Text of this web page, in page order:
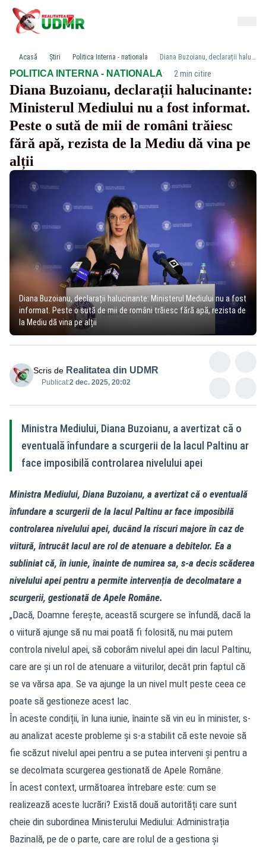
Acasă Știri Politica Interna - nationala Diana Buzoianu, declarații halucinante: Ministerul Mediului nu a fost informat. Peste o sută de mii de români trăiesc fără apă, rezista de la Mediu dă vina pe alții
POLITICA INTERNA - NATIONALA· 2 min citire
Diana Buzoianu, declarații halucinante:
Ministerul Mediului nu a fost informat.
Peste o sută de mii de români trăiesc
fără apă, rezista de la Mediu dă vina pe
alții
Diana Buzoianu, declarații halucinante: Ministerul Mediului nu a fost
informat. Peste o sută de mii de români trăiesc fără apă, rezista de
la Mediu dă vina pe alții
Scris de Realitatea din UDMR
Publicat:2 dec. 2025, 20:02
Ministra Mediului, Diana Buzoianu, a avertizat că o
eventuală înfundare a scurgerii de la lacul Paltinu ar
face imposibilă controlarea nivelului apei
Ministra Mediului, Diana Buzoianu, a avertizat că o eventuală
înfundare a scurgerii de la lacul Paltinu ar face imposibilă
controlarea nivelului apei, ducând la riscuri majore în caz de
viitură, întrucât lacul are rol de atenuare a debitelor. Ea a
subliniat că, în iunie, înainte de numirea sa, s-a decis scăderea
nivelului apei pentru a permite intervenția de decolmatare a
scurgerii, gestionată de Apele Române.
„Dacă, Doamne ferește, această scurgere se înfundă, dacă la
o viitură ajunge să nu mai poată fi folosită, nu mai putem
controla nivelul apei, să coborâm nivelul apei din lacul Paltinu,
care are și un rol de atenuare a viiturilor, decât prin faptul că
se va vărsa apa. Se va ajunge la un nivel mult peste ceea ce
poate să gestioneze acest lac.
În aceste condiții, în luna iunie, înainte să vin eu în minister, s-
au analizat aceste probleme și s-a stabilit că este nevoie să
fie scăzut nivelul apei pentru a se putea interveni și pentru a
se decolmata scurgerea gestionată de Apele Române.
În acest context, următoarea întrebare este: cum se
realizează aceste lucrări? Există două autorități care sunt
cheie din subordinea Ministerului Mediului: Administrația
Bazinală, pe de o parte, care are rolul de a gestiona și